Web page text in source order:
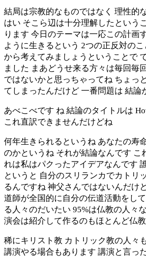
結局は宗教的なものではなく 理性的
はい そこら辺は十分理解したという
ります 今日のテーマは一応この計画
ように生きるという 2つの正反対の
から考えてみましょうということで
ました まあどうせ来る方々は毎回毎
ではないかと思っちゃってね ちょっ
てしまったんだけど 一番問題は 結論
あべこべです ね 結論のタイトルは
これ直訳できませんだけどね
何年生きられるというね あなたの寿
のかというね それが結論なんです こ
れは私はパクったアイデアなんです
というと 自分のスリランカでカトリ
るんですね 神父さんではないんだけ
道師が全国的に自分の伝道活動をし
る人々のだいたい 95%は仏教の人々
演会は紹介して作るのもほとんど仏
稀にキリスト教 カトリック教の人々
講演やる場合もあります 講演と言っ